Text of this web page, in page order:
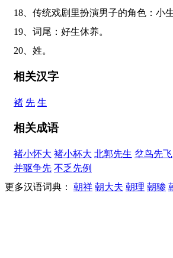
18、传统戏剧里扮演男子的角色：小
19、词尾：好生休养。
20、姓。
相关汉字
褚 先 生
相关成语
褚小怀大 褚小杯大 北郭先生 坌鸟先飞
并驱争先 不乏先例
更多汉语词典： 朝祥 朝大夫 朝理 朝骖